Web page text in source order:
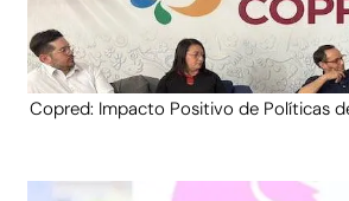
Copred: Impacto Positivo de Políticas